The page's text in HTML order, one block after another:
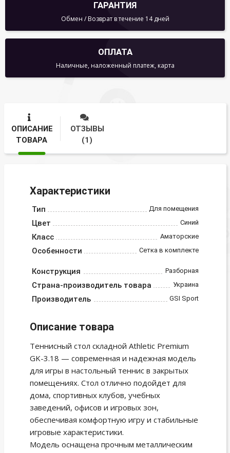
ГАРАНТИЯ
Обмен / Возврат в течение 14 дней
ОПЛАТА
Наличные, наложенный платеж, карта
ОПИСАНИЕ
ТОВАРА
ОТЗЫВЫ
(1)
Характеристики
Тип Для помещения
Цвет Синий
Класс Аматорские
Особенности Сетка в комплекте
Конструкция Разборная
Страна-производитель товара Украина
Производитель GSI Sport
Описание товара
Теннисный стол складной Athletic Premium
GK-3.18 — современная и надежная модель
для игры в настольный теннис в закрытых
помещениях. Стол отлично подойдет для
дома, спортивных клубов, учебных
заведений, офисов и игровых зон,
обеспечивая комфортную игру и стабильные
игровые характеристики.
Модель оснащена прочным металлическим